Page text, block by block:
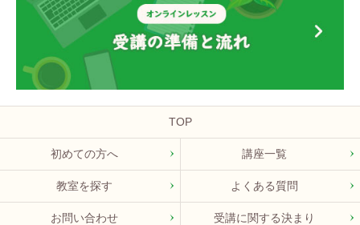
TOP
初めての方へ 講座一覧
教室を探す よくある質問
お問い合わせ 受講に関する決まり